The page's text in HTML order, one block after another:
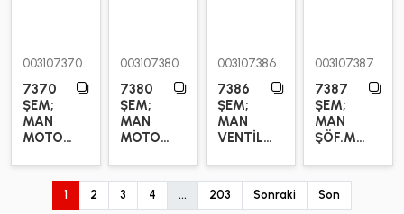
003107370
7370
ŞEM;
MAN
MOTOR
003107380
7380
ŞEM;
MAN
MOTOR
(ARKA)
003107386
7386
ŞEM;
MAN
VENTİL
ASKI
TAKOZU
003107387
7387
ŞEM;
MAN
1 2 3 4 ... 203 Sonraki Son